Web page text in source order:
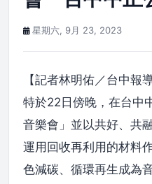
星期六, 9月 23, 2023
【記者林明佑／台中報
特於22日傍晚，在台中
音樂會」並以共好、共
運用回收再利用的材料
色減碳、循環再生成為